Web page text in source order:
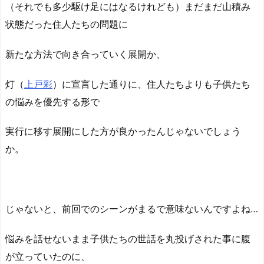
（それでも多少駆け足にはなるけれども）まだまだ山積み
状態だった住人たちの問題に
新たな方法で向き合っていく展開か、
灯（ 上戸彩）に宣言した通りに、住人たちよりも子供たち
の悩みを優先する形で
実行に移す展開にした方が良かったんじゃないでしょう
か。
じゃないと、前回でのシーンがまるで意味ないんですよね…
悩みを話せないまま子供たちの世話を丸投げされた事に腹
が立っていたのに、